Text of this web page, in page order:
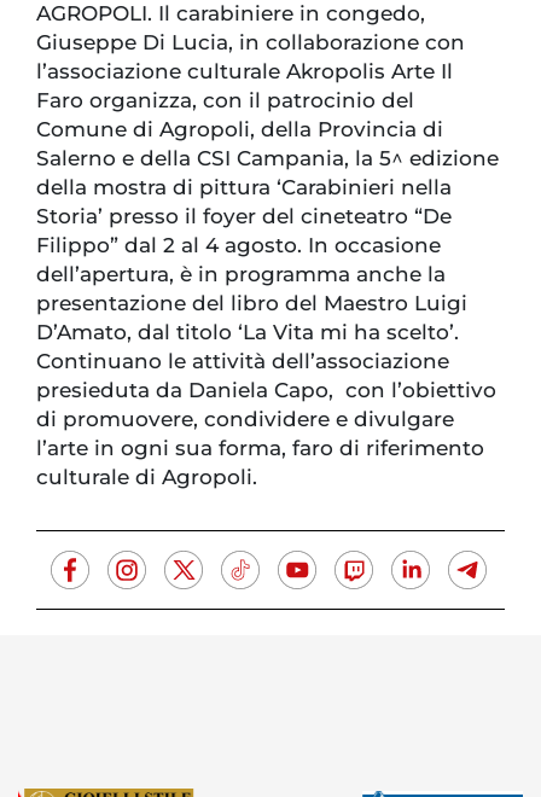
AGROPOLI. Il carabiniere in congedo,
Giuseppe Di Lucia, in collaborazione con
l’associazione culturale Akropolis Arte Il
Faro organizza, con il patrocinio del
Comune di Agropoli, della Provincia di
Salerno e della CSI Campania, la 5^ edizione
della mostra di pittura ‘Carabinieri nella
Storia’ presso il foyer del cineteatro “De
Filippo” dal 2 al 4 agosto. In occasione
dell’apertura, è in programma anche la
presentazione del libro del Maestro Luigi
D’Amato, dal titolo ‘La Vita mi ha scelto’.
Continuano le attività dell’associazione
presieduta da Daniela Capo, con l’obiettivo
di promuovere, condividere e divulgare
l’arte in ogni sua forma, faro di riferimento
culturale di Agropoli.